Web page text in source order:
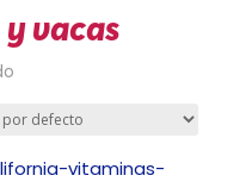
vacas